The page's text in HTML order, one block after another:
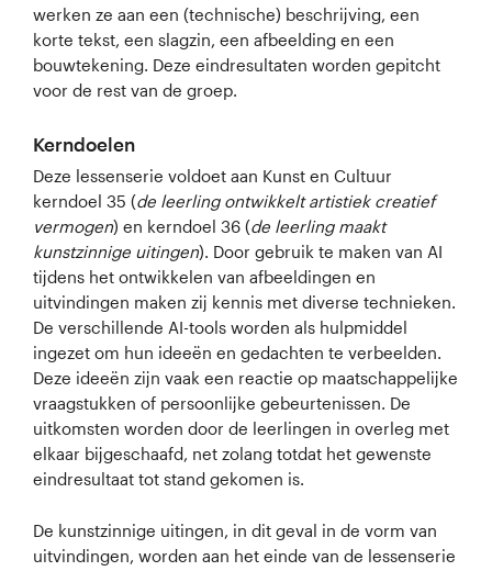
werken ze aan een (technische) beschrijving, een
korte tekst, een slagzin, een afbeelding en een
bouwtekening. Deze eindresultaten worden gepitcht
voor de rest van de groep.
Kerndoelen
Deze lessenserie voldoet aan Kunst en Cultuur
kerndoel 35 (de leerling ontwikkelt artistiek creatief
vermogen) en kerndoel 36 (de leerling maakt
kunstzinnige uitingen). Door gebruik te maken van AI
tijdens het ontwikkelen van afbeeldingen en
uitvindingen maken zij kennis met diverse technieken.
De verschillende AI-tools worden als hulpmiddel
ingezet om hun ideeën en gedachten te verbeelden.
Deze ideeën zijn vaak een reactie op maatschappelijke
vraagstukken of persoonlijke gebeurtenissen. De
uitkomsten worden door de leerlingen in overleg met
elkaar bijgeschaafd, net zolang totdat het gewenste
eindresultaat tot stand gekomen is.
De kunstzinnige uitingen, in dit geval in de vorm van
uitvindingen, worden aan het einde van de lessenserie